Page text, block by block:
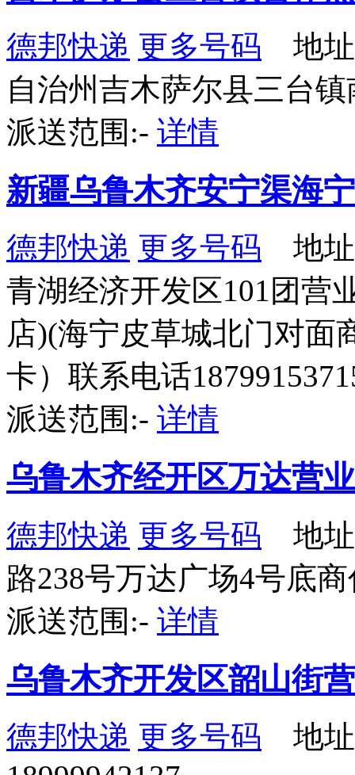
德邦快递 更多号码 地址
自治州吉木萨尔县三台
派送范围:- 详情
新疆乌鲁木齐安宁渠海
德邦快递 更多号码 地址
青湖经济开发区101团营
店)(海宁皮草城北门对面
卡）联系电话
派送范围:- 详情
乌鲁木齐经开区万达营
德邦快递 更多号码 地址
路238号万达广场4号底
派送范围:- 详情
乌鲁木齐开发区韶山街
德邦快递 更多号码 地址